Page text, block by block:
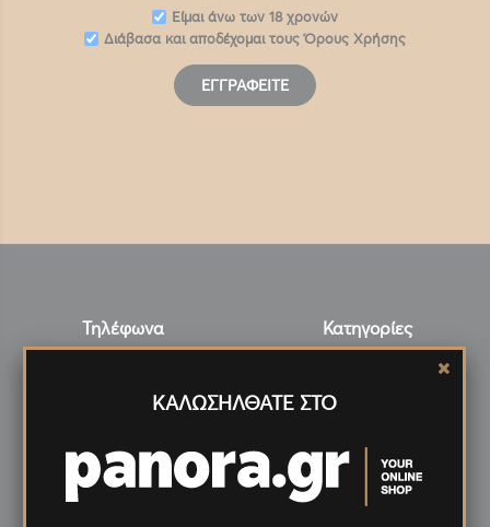
Eίμαι άνω των 18 χρονών
Διάβασα και αποδέχομαι τουςΌρους Χρήσης
ΕΓΓΡΑΦΕΊΤΕ
Τηλέφωνα
service@panora.gr
Κατηγορίες
Φιλτράκια
Αξεσουάρ/Αναλώσιμα
Ηλεκτρονικά τσιγάρα
ΚΑΛΩΣΗΛΘΑΤΕ ΣΤΟ